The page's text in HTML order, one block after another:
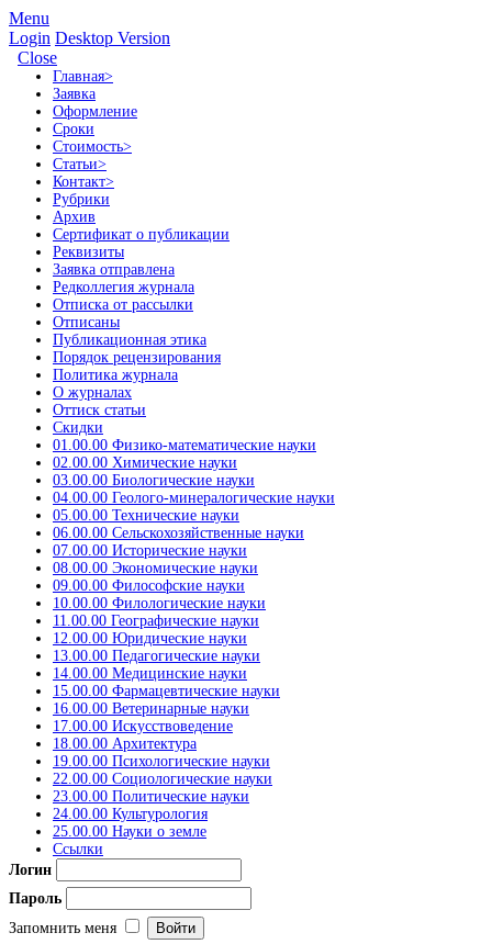
Menu
Login Desktop Version
Close
Главная>
Заявка
Оформление
Сроки
Стоимость>
Статьи>
Контакт>
Рубрики
Архив
Сертификат о публикации
Реквизиты
Заявка отправлена
Редколлегия журнала
Отписка от рассылки
Отписаны
Публикационная этика
Порядок рецензирования
Политика журнала
О журналах
Оттиск статьи
Скидки
01.00.00 Физико-математические науки
02.00.00 Химические науки
03.00.00 Биологические науки
04.00.00 Геолого-минералогические науки
05.00.00 Технические науки
06.00.00 Сельскохозяйственные науки
07.00.00 Исторические науки
08.00.00 Экономические науки
09.00.00 Философские науки
10.00.00 Филологические науки
11.00.00 Географические науки
12.00.00 Юридические науки
13.00.00 Педагогические науки
14.00.00 Медицинские науки
15.00.00 Фармацевтические науки
16.00.00 Ветеринарные науки
17.00.00 Искусствоведение
18.00.00 Архитектура
19.00.00 Психологические науки
22.00.00 Социологические науки
23.00.00 Политические науки
24.00.00 Культурология
25.00.00 Науки о земле
Ссылки
Логин
Пароль
Запомнить меня